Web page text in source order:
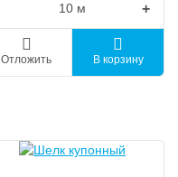
+
Отложить В корзину